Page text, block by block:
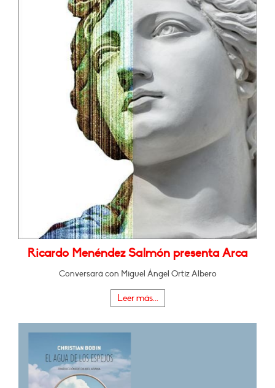
Ricardo Menéndez Salmón presenta Arca
Conversará con Miguel Ángel Ortíz Albero
Leer más...